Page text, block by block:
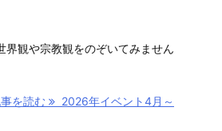
観や宗教観をのぞいてみません
を読む 2026年イベント4月～